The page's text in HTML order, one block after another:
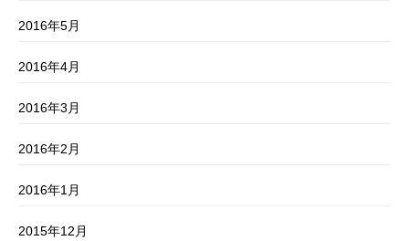
2016年5月
2016年4月
2016年3月
2016年2月
2016年1月
2015年12月